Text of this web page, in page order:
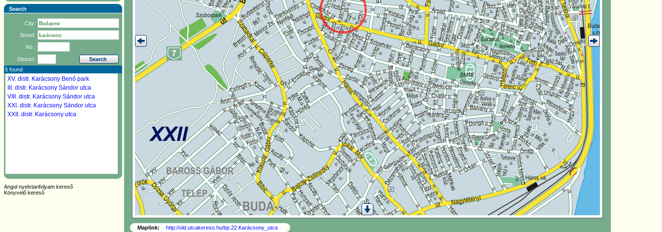
Search
City:
Street:
No.:
District:
5 found
XV. distr. Karácsony Benő park
III. distr. Karácsony Sándor utca
VIII. distr. Karácsony Sándor utca
XXI. distr. Karácsony Sándor utca
XXII. distr. Karácsony utca
Angol nyelvtanfolyam kereső
Könyvelő kereső
Maplink: http://old.utcakereso.hu/bp.22.Karácsony_utca